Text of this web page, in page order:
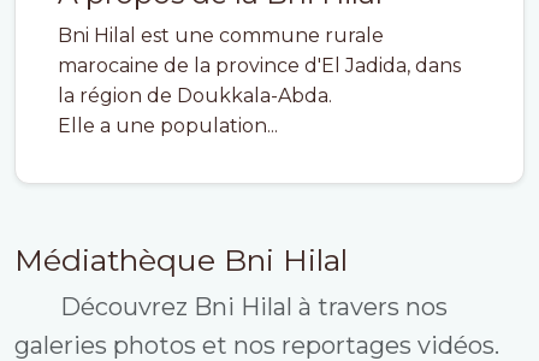
Bni Hilal est une commune rurale
marocaine de la province d'El Jadida, dans
la région de Doukkala-Abda.
Elle a une population...
Médiathèque Bni Hilal
Découvrez Bni Hilal à travers nos
galeries photos et nos reportages vidéos.